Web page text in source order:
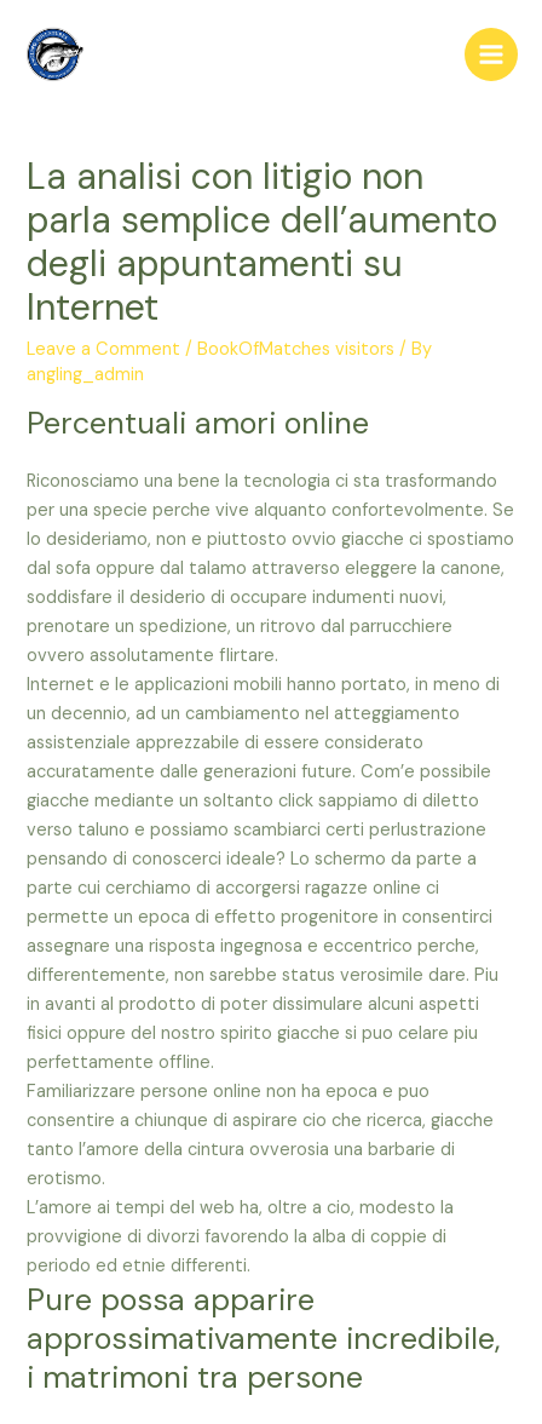
content
Main
La analisi con litigio non
parla semplice dell’aumento
degli appuntamenti su
Internet
Leave a Comment /BookOfMatches visitors / By
angling_admin
Percentuali amori online
Riconosciamo una bene la tecnologia ci sta trasformando
per una specie perche vive alquanto confortevolmente. Se
lo desideriamo, non e piuttosto ovvio giacche ci spostiamo
dal sofa oppure dal talamo attraverso eleggere la canone,
soddisfare il desiderio di occupare indumenti nuovi,
prenotare un spedizione, un ritrovo dal parrucchiere
ovvero assolutamente flirtare.
Internet e le applicazioni mobili hanno portato, in meno di
un decennio, ad un cambiamento nel atteggiamento
assistenziale apprezzabile di essere considerato
accuratamente dalle generazioni future. Com’e possibile
giacche mediante un soltanto click sappiamo di diletto
verso taluno e possiamo scambiarci certi perlustrazione
pensando di conoscerci ideale? Lo schermo da parte a
parte cui cerchiamo di accorgersi ragazze online ci
permette un epoca di effetto progenitore in consentirci
assegnare una risposta ingegnosa e eccentrico perche,
differentemente, non sarebbe status verosimile dare. Piu
in avanti al prodotto di poter dissimulare alcuni aspetti
fisici oppure del nostro spirito giacche si puo celare piu
perfettamente offline.
Familiarizzare persone online non ha epoca e puo
consentire a chiunque di aspirare cio che ricerca, giacche
tanto l’amore della cintura ovverosia una barbarie di
erotismo.
L’amore ai tempi del web ha, oltre a cio, modesto la
provvigione di divorzi favorendo la alba di coppie di
periodo ed etnie differenti.
Pure possa apparire
approssimativamente incredibile,
i matrimoni tra persone